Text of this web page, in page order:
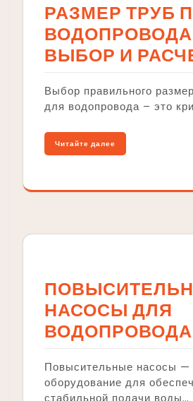
РАЗМЕР ТРУБ
ВЫБОР И
Выбор правильного
для водопровода – это
Читайте далее
НАСОСЫ ДЛЯ
ВОДОПРОВОДА
Повысительные насосы —
оборудование для